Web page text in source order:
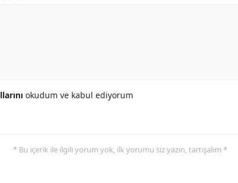
okudum ve kabul ediyorum
* Bu içerik ile ilgili yorum yok, ilk yorumu siz yazın, tartışalım *